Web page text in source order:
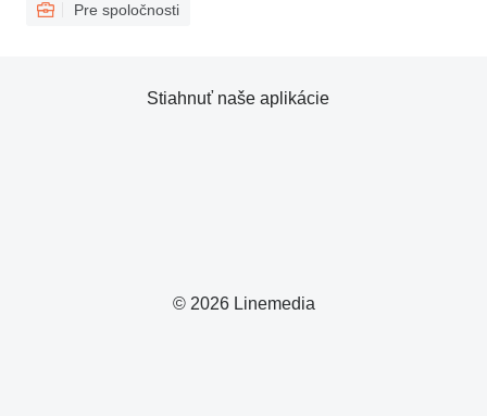
Pre spoločnosti
© 2026 Linemedia
Stiahnuť naše aplikácie